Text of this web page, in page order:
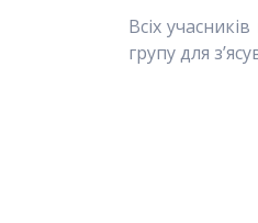
Всіх
групу для